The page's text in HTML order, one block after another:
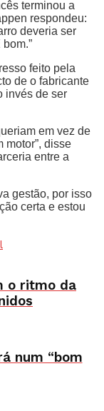
terminou a
respondeu:
deveria ser
feito pela
de o fabricante
invés de ser
em vez de
motor”, disse
entre a
gestão, por isso
certa e estou
o ritmo da
num “bom